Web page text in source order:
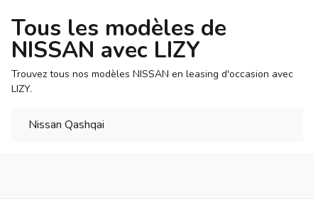
Tous les modèles de
NISSAN avec LIZY
Trouvez tous nos modèles NISSAN en leasing d'occasion avec
LIZY.
Nissan Qashqai